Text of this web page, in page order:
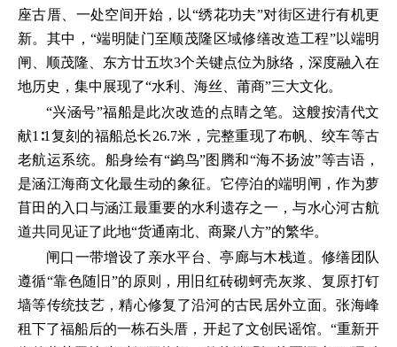
座古厝、一处空间开始，以“绣花功夫”对街区进行有机更
新。其中，“端明陡门至顺茂隆区域修缮改造工程”以端明
闸、顺茂隆、东方廿五坎3个关键点位为脉络，深度融入在
地历史，集中展现了“水利、海丝、莆商”三大文化。
“兴涵号”福船是此次改造的点睛之笔。这艘按清代文
献1∶1复刻的福船总长26.7米，完整重现了布帆、绞车等古
老航运系统。船身绘有“鹢鸟”图腾和“海不扬波”等吉语，
是涵江海商文化最生动的象征。它停泊的端明闸，作为萝
苜田的入口与涵江最重要的水利遗存之一，与水心河古航
道共同见证了此地“货通南北、商聚八方”的繁华。
闸口一带增设了亲水平台、亭廊与木栈道。修缮团队
遵循“靠色随旧”的原则，用旧红砖砌蚵壳灰浆、复原打钉
墙等传统技艺，精心修复了沿河的古民居外立面。张海峰
租下了福船后的一栋石头厝，开起了文创民谣馆。“重新开